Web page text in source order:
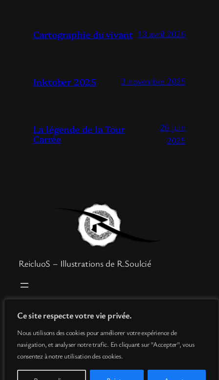
Ce site respecte votre vie privée.
Nous utilisons des cookies pour améliorer votre expérience de
navigation, et analyser notre trafic. En cliquant sur "Accepter", vous
consentez à notre utilisation des cookies.
Cartographie du vivant 13 avril 2026
Inktober 2025 3 novembre 2025
La légende de la Tour
Carrée
26 juin
2025
ReicluoS – Illustrations de R.Soulcié
Boutique
Info
Contact
Mentions légales
Conditions générales de vente